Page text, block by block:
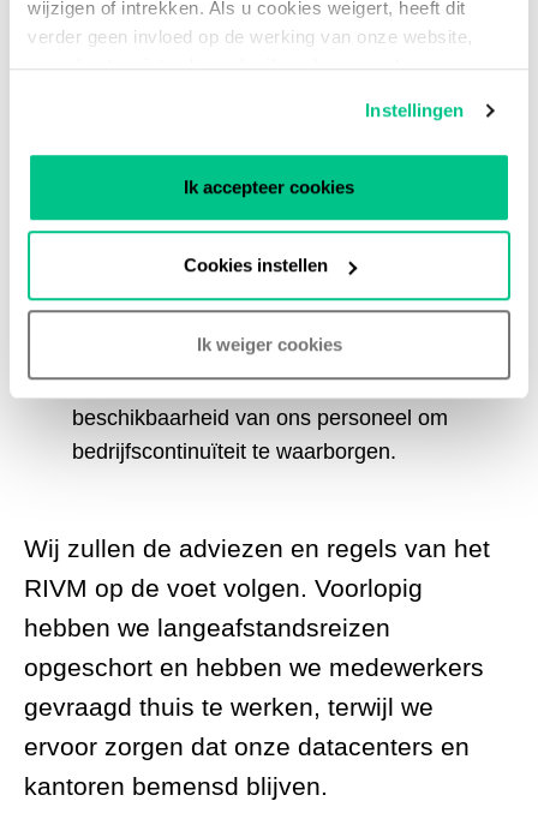
wijzigen of intrekken. Als u cookies weigert, heeft dit
verder geen invloed op de werking van onze website,
maar kunt u niet volop gebruik maken van al onze
Instellingen
Ik accepteer cookies
Cookies instellen
Ik weiger cookies
Ons BHV-team is op de hoogte van de
huidige situatie en alle procedures voor een
Wij blijven werken op onze datacenters in
Nederland en kunnen het volgende
Aanwezigheid van personeel op de locaties
van onze privédatacenters;
Ondersteuning van onze klanten met 24/7
beschikbaarheid van ons personeel om
bedrijfscontinuïteit te waarborgen.
Wij zullen de adviezen en regels van het
RIVM op de voet volgen. Voorlopig
hebben we langeafstandsreizen
opgeschort en hebben we medewerkers
gevraagd thuis te werken, terwijl we
ervoor zorgen dat onze datacenters en
kantoren bemensd blijven.